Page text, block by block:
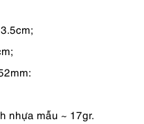
₫.
nhựa mẫu ~ 17gr.